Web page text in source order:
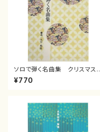
ソロで弾く名曲集 クリスマス・
イブ／恋人がサンタクロース(
箏独奏 /大平光美 編曲/楽
¥770